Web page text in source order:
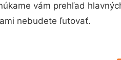
vám prehľad
nebudete ľutovať.